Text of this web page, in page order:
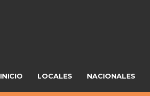
INICIO LOCALES NACIONALES